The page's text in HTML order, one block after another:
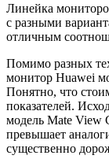
Линейка
с разными
отличным
Помимо разных
монитор Huawei
Понятно, что
показателей.
модель Mate View
превышает
существенно